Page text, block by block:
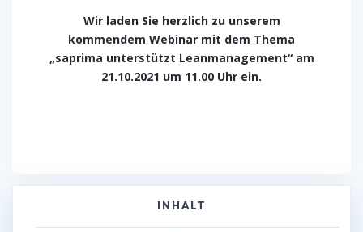
Wir laden Sie herzlich zu unserem
kommendem Webinar mit dem Thema
„saprima unterstützt Leanmanagement“ am
21.10.2021 um 11.00 Uhr ein.
INHALT